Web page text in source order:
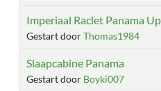
Imperiaal Raclet Panama Up
Gestart doorThomas1984
Slaapcabine Panama
Gestart door Boyki007